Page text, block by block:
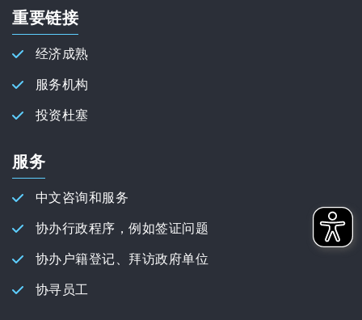
重要链接
经济成熟
服务机构
投资杜塞
服务
中文咨询和服务
协办行政程序，例如签证问题
协办户籍登记、拜访政府单位
协寻员工